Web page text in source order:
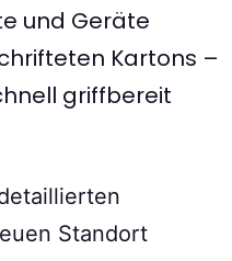
und Geräte
Kartons –
griffbereit
Standort